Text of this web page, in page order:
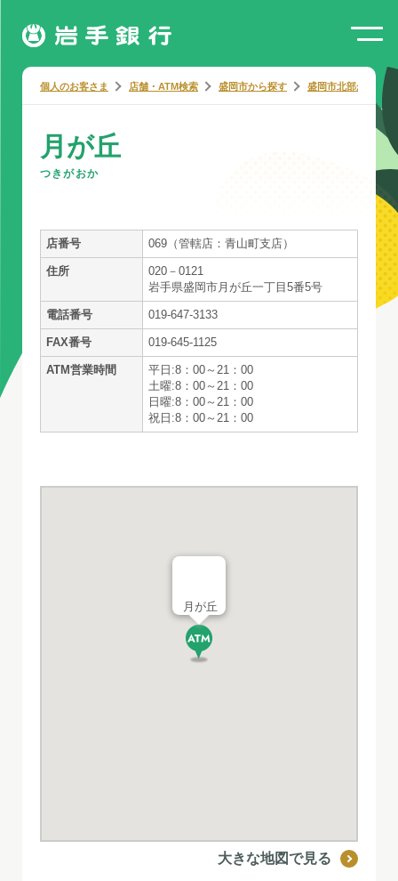
個人のお客さま 店舗・ATM検索 盛岡市から探す 盛岡市北部から探す
月が丘
つきがおか
店番号 069（管轄店：青山町支店）
住所
020－0121
岩手県盛岡市月が丘一丁目5番5号
電話番号 019-647-3133
FAX番号 019-645-1125
ATM営業時間
平日:8：00～21：00
土曜:8：00～21：00
日曜:8：00～21：00
祝日:8：00～21：00
月が丘
大きな地図で見る